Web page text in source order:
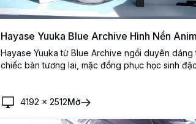
Hayase Yuuka Blue Archive Hình Nền
Hayase Yuuka từ Blue Archive ngồi duyên dáng
chiếc bàn tương lai, mặc đồng phục học sinh
động.4192 ×2512Mở